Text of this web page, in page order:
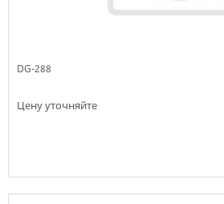
DG-288
Цену уточняйте